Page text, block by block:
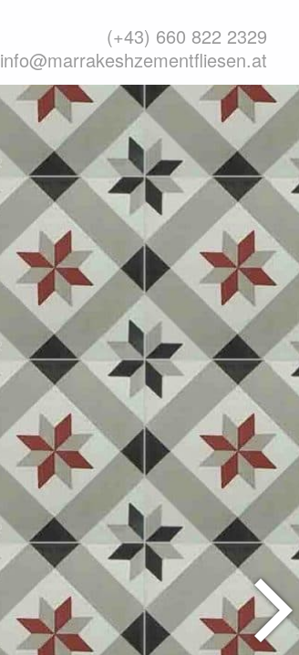
(+43) 660 822 2329
info@marrakeshzementfliesen.at